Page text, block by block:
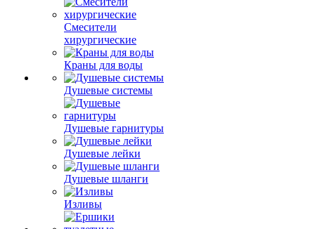
Смесители
хирургические
Краны для воды
Душевые системы
Душевые гарнитуры
Душевые лейки
Душевые шланги
Изливы